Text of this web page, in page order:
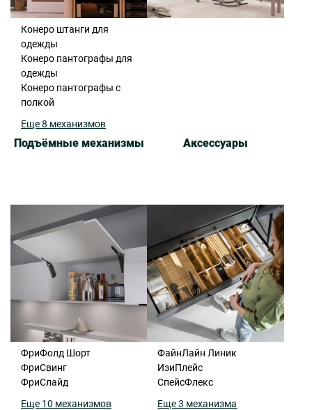
Конеро штанги для
одежды
Конеро пантографы для
одежды
Конеро пантографы с
полкой
Еще 8 механизмов
Подъёмные механизмы
ФриФолд Шорт
ФриСвинг
ФриСлайд
Еще 10 механизмов
Аксессуары
ФайнЛайн Линик
ИзиПлейс
СпейсФлекс
Еще 3 механизма